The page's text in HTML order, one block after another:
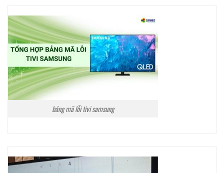
bảng mã lỗi tivi samsung